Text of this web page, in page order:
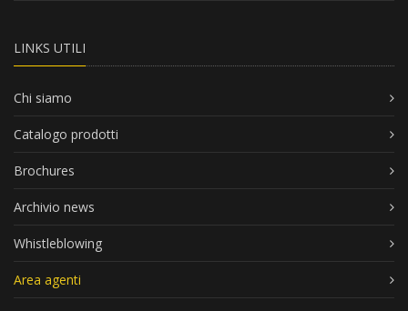
LINKS UTILI
Chi siamo
Catalogo prodotti
Brochures
Archivio news
Whistleblowing
Area agenti